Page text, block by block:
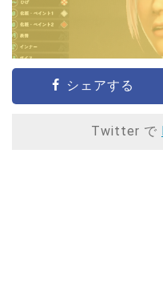
シェアする
Twitter で